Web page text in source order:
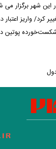
این شهر برگزار
کرد/ واریز اعتبار
از ۳ سناریوی
/ بازار ملک وارد
جایگاه چین و
وزیر بهداشت از